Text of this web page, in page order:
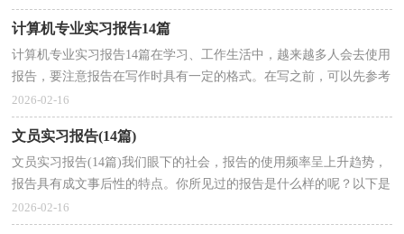
计算机专业实习报告14篇
计算机专业实习报告14篇在学习、工作生活中，越来越多人会去使用
报告，要注意报告在写作时具有一定的格式。在写之前，可以先参考
范文，以下是小编整理的计算机专业实习报告，希望对大...
2026-02-16
文员实习报告(14篇)
文员实习报告(14篇)我们眼下的社会，报告的使用频率呈上升趋势，
报告具有成文事后性的特点。你所见过的报告是什么样的呢？以下是
小编收集整理的文员实习报告，仅供参考，大家一起来看...
2026-02-16